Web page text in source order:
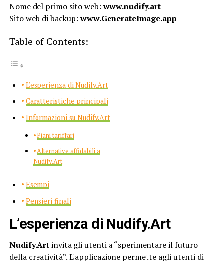
Nome del primo sito web:www.nudify.art
Sito web di backup:www.GenerateImage.app
Table of Contents:
L’esperienza di Nudify.Art
Caratteristiche principali
Informazioni su Nudify.Art
Piani tariffari
Alternative affidabili a
Nudify.Art
Esempi
Pensieri finali
L’esperienza di Nudify.Art
Nudify.Artinvita gli utenti a “sperimentare il futuro
della creatività”. L’applicazione permette agli utenti di